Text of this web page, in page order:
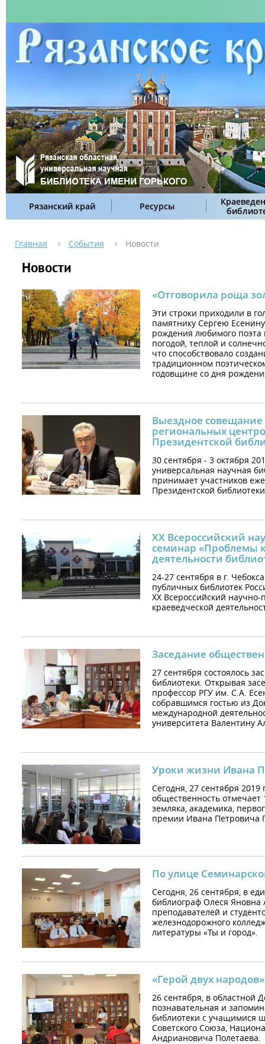
Рязанский край Ресурсы
Главная События Новости
Новости
«Отговорила роща
Эти строки приходили в
памятнику Сергею
рождения любимого
погодой, теплой и
что способствовало
традиционном
годовщине со дня
Выездное
региональных
Президентской
30 сентября - 3 октября
универсальная научная
принимает участников
Президентской
XX Всероссийский
семинар «Проблемы
деятельности
24-27 сентября в г.
публичных библиотек
XX Всероссийский
краеведческой
Заседание
27 сентября состоялось
библиотеки. Открывая
профессор РГУ им. С.А.
собравшимся гостью из
международной
университета Валентину
Уроки жизни Ивана
Сегодня, 27 сентября
общественность
земляка, академика,
премии Ивана Петровича
По улице
Сегодня, 26 сентября, в
библиограф Олеся Яновна
преподавателей и
железнодорожного
литературы «Ты и город».
«Герой двух народов»
26 сентября, в областной
познавательная и
библиотеки с учащимися
Советского Союза,
Андриановича Полетаева.